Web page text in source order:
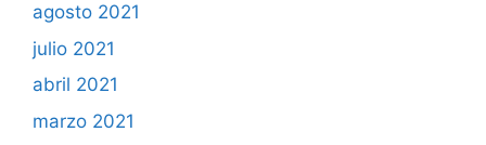
agosto 2021
julio 2021
abril 2021
marzo 2021